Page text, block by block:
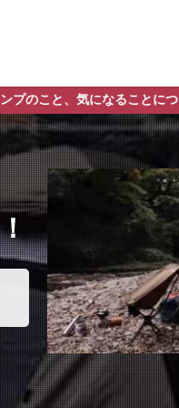
ことについて書いています。